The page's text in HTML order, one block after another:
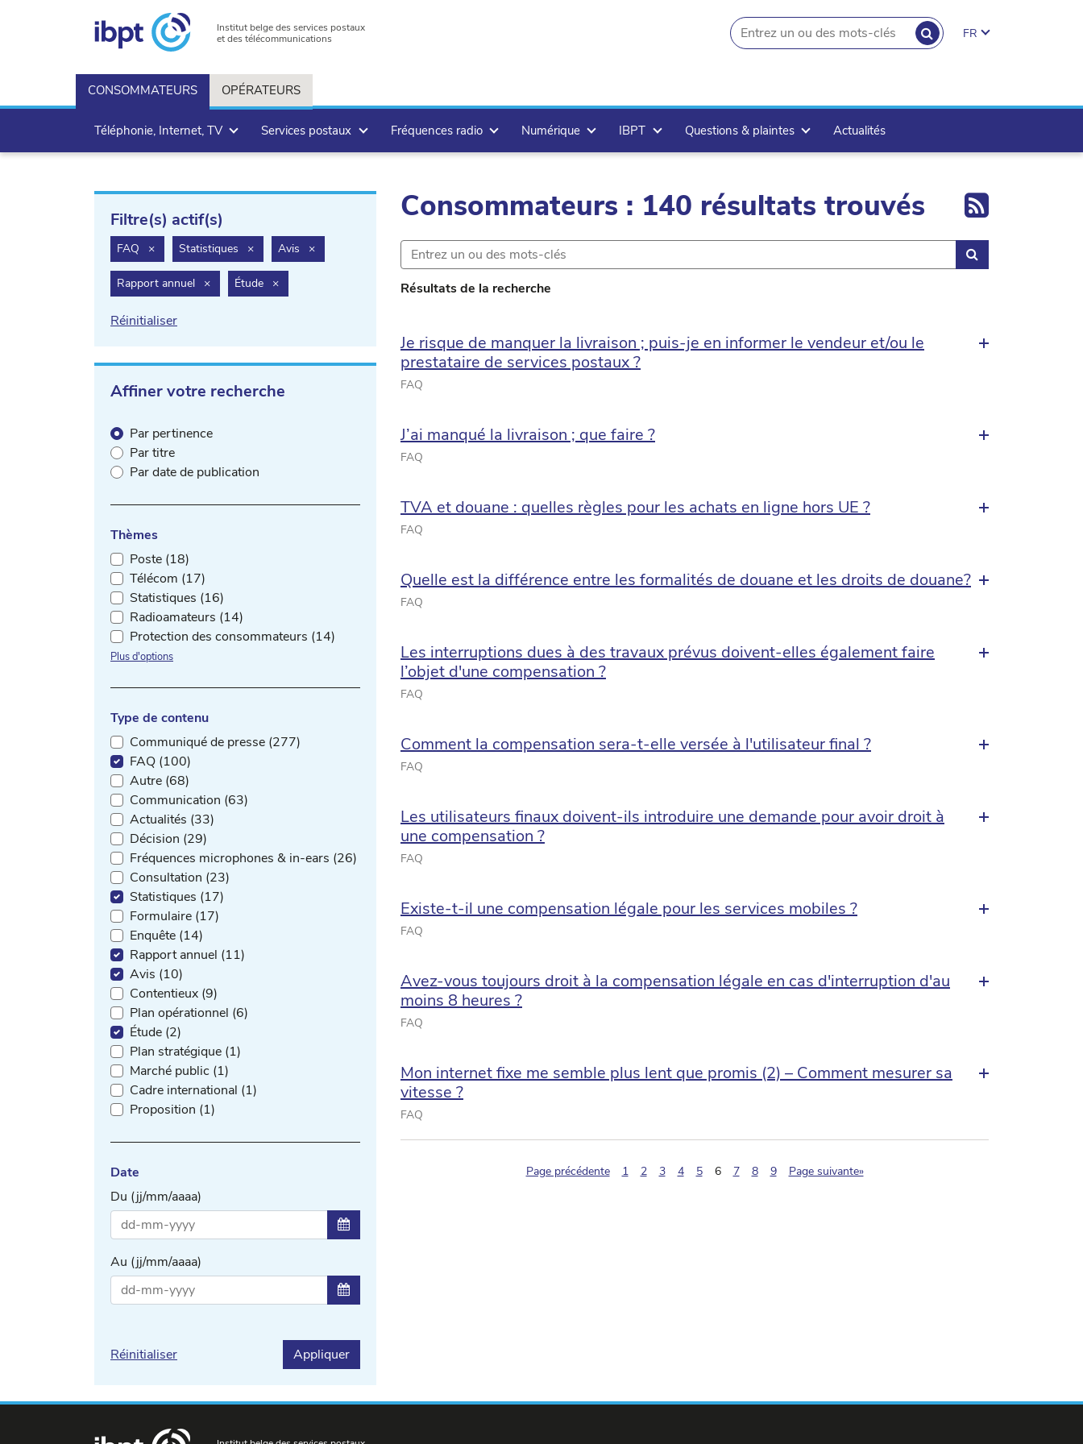
Institut belge des services postaux
et des télécommunications
RECHERCHER
search.button
FR
CONSOMMATEURS OPÉRATEURS
Téléphonie, Internet, TV Services postaux Fréquences radio Numérique IBPT Questions & plaintes Actualités
Filtre(s) actif(s)
FAQ ×filter.delete
Statistiques ×filter.delete
Avis ×filter.delete
Rapport annuel ×filter.delete
Étude ×filter.delete
Réinitialiser
Affiner votre recherche
Par pertinence
Par titre
Par date de publication
Thèmes
Poste (18)
Télécom (17)
Statistiques (16)
Radioamateurs (14)
Protection des consommateurs (14)
Plus d'options
Type de contenu
Communiqué de presse (277)
FAQ (100)
Autre (68)
Communication (63)
Actualités (33)
Décision (29)
Fréquences microphones & in-ears (26)
Consultation (23)
Statistiques (17)
Formulaire (17)
Enquête (14)
Rapport annuel (11)
Avis (10)
Contentieux (9)
Plan opérationnel (6)
Étude (2)
Plan stratégique (1)
Marché public (1)
Cadre international (1)
Proposition (1)
Date
Du (jj/mm/aaaa)
Sélectionner une date ...
Au (jj/mm/aaaa)
Sélectionner une date ...
Réinitialiser Appliquer
Consommateurs : 140 résultats trouvés Export
Résultats de la recherche
Je risque de manquer la livraison ; puis-je en informer le vendeur et/ou le
prestataire de services postaux ?
FAQ
J’ai manqué la livraison ; que faire ?
FAQ
TVA et douane : quelles règles pour les achats en ligne hors UE ?
FAQ
Quelle est la différence entre les formalités de douane et les droits de douane?
FAQ
Les interruptions dues à des travaux prévus doivent-elles également faire
l’objet d'une compensation ?
FAQ
Comment la compensation sera-t-elle versée à l'utilisateur final ?
FAQ
Les utilisateurs finaux doivent-ils introduire une demande pour avoir droit à
une compensation ?
FAQ
Existe-t-il une compensation légale pour les services mobiles ?
FAQ
Avez-vous toujours droit à la compensation légale en cas d'interruption d'au
moins 8 heures ?
FAQ
Mon internet fixe me semble plus lent que promis (2) – Comment mesurer sa
vitesse ?
FAQ
Page précédente 1 2 3 4 5 6(pagination.current)
7 8 9 Page suivante»